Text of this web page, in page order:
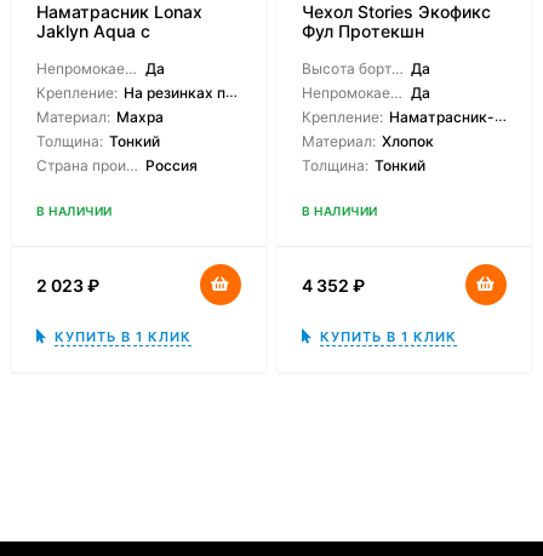
Наматрасник Lonax
Jaklyn Aqua с
Непромокаемый: Да
Крепление: На резинках по углам
Материал: Махра
Толщина: Тонкий
Страна производитель: Россия
В НАЛИЧИИ
2 023₽
КУПИТЬ В 1 КЛИК
Чехол Stories Экофикс
Фул Протекшн
Высота борта на выбор: Да
Непромокаемый: Да
Крепление: Наматрасник-чехол, На молнии
Материал: Хлопок
Толщина: Тонкий
В НАЛИЧИИ
4 352 ₽
КУПИТЬ В 1 КЛИК